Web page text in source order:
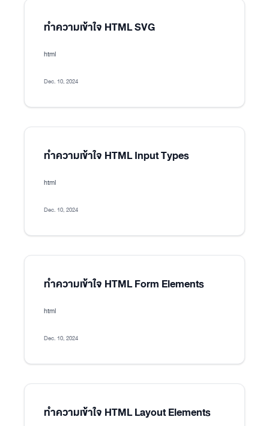
ทำความเข้าใจ HTML SVG
html
Dec. 10, 2024
ทำความเข้าใจ HTML Input Types
html
Dec. 10, 2024
ทำความเข้าใจ HTML Form Elements
html
Dec. 10, 2024
ทำความเข้าใจ HTML Layout Elements